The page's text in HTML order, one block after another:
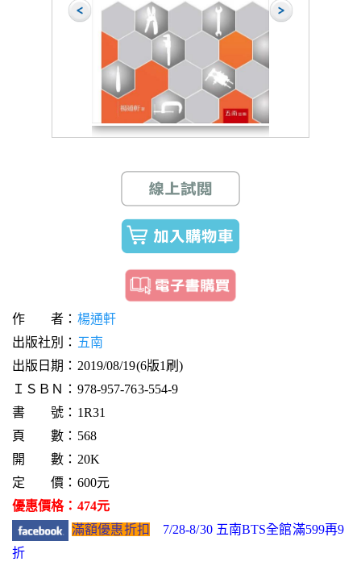
作 者： 楊通軒
出版社別： 五南
出版日期：2019/08/19(6版1刷)
ＩＳＢＮ：978-957-763-554-9
書 號：1R31
頁 數：568
開 數：20K
定 價：600元
優惠價格：474元
滿額優惠折扣
7/28-8/30 五南BTS全館滿599再9
折